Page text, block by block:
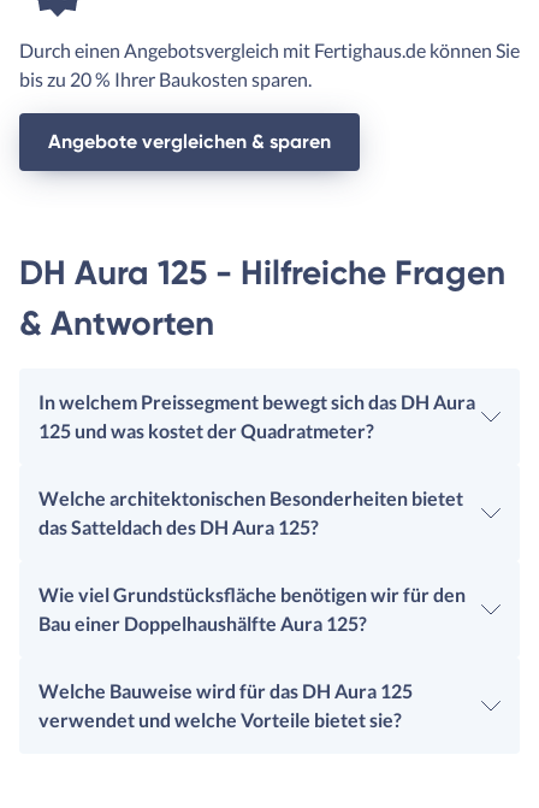
Durch einen Angebotsvergleich mit Fertighaus.de können Sie
bis zu 20 % Ihrer Baukosten sparen.
Angebote vergleichen & sparen
DH Aura 125 - Hilfreiche Fragen
& Antworten
In welchem Preissegment bewegt sich das DH Aura
125 und was kostet der Quadratmeter?
Welche architektonischen Besonderheiten bietet
das Satteldach des DH Aura 125?
Wie viel Grundstücksfläche benötigen wir für den
Bau einer Doppelhaushälfte Aura 125?
Welche Bauweise wird für das DH Aura 125
verwendet und welche Vorteile bietet sie?